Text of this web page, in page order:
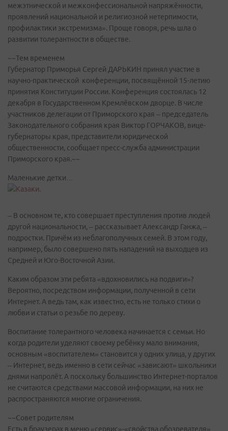
межэтнической и межконфессиональной напряжённости,
проявлений национальной и религиозной нетерпимости,
профилактики экстремизма». Проще говоря, речь шла о
развитии толерантности в обществе.
~~Тем временем
Губернатор Приморья Сергей ДАРЬКИН принял участие в
научно-практической конференции, посвящённой 15-летию
принятия Конституции России. Конференция состоялась 12
декабря в Государственном Кремлёвском дворце. В числе
участников делегации от Приморского края – председатель
Законодательного собрания края Виктор ГОРЧАКОВ, вице-
губернаторы края, представители юридической
общественности, сообщает пресс-служба администрации
Приморского края.~~
Маленькие детки…
– В основном те, кто совершает преступления против людей
другой национальности, – рассказывает Александр Ганжа, –
подростки. Причём из неблагополучных семей. В этом году,
например, было совершено пять нападений на выходцев из
Средней и Юго-Восточной Азии.
Каким образом эти ребята «вдохновились на подвиги»?
Вероятно, посредством информации, полученной в сети
Интернет. А ведь там, как известно, есть не только стихи о
любви и статьи о резьбе по дереву.
Воспитание толерантного человека начинается с семьи. Но
когда родители уделяют своему ребёнку мало внимания,
основным «воспитателем» становится у одних улица, у других
– Интернет, ведь именно в сети сейчас «зависают» школьники
днями напролёт. А поскольку большинство Интернет-порталов
не считаются средствами массовой информации, на них не
распространяются многие ограничения.
~~Совет родителям
Есть в браузерах в меню «сервис»-«свойства обозревателя»